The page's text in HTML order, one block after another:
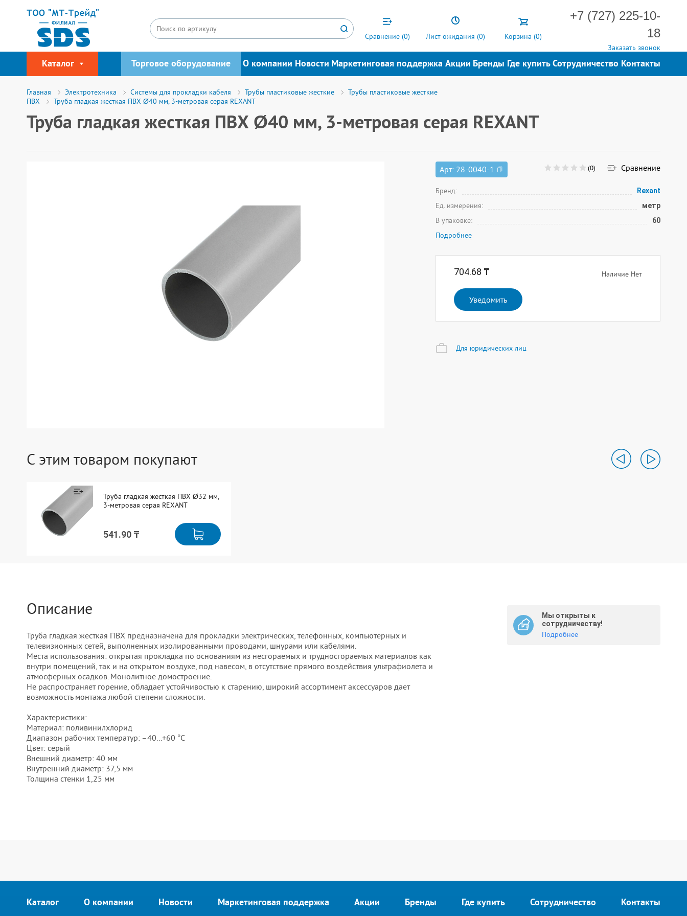
Сравнение (0) Лист ожидания (0) Корзина (0)
+7 (727) 225-10-
18
Заказать звонок
Каталог Торговое оборудование О компании Новости Маркетинговая поддержка Акции Бренды Где купитьСотрудничество Контакты
Главная Электротехника Системы для прокладки кабеля Трубы пластиковые жесткие
Трубы пластиковые жесткие
ПВХ
Труба гладкая жесткая ПВХ Ø40 мм, 3-метровая серая REXANT
Труба гладкая жесткая ПВХ Ø40 мм, 3-метровая серая REXANT
Арт: 28-0040-1 (0) Сравнение
Бренд: Rexant
Ед. измерения: метр
В упаковке: 60
Подробнее
704.68 ₸ Наличие Нет
Уведомить
Для юридических лиц
С этим товаром покупают
Труба гладкая жесткая ПВХ Ø32 мм,
3-метровая серая REXANT
541.90 ₸
Описание
Труба гладкая жесткая ПВХ предназначена для прокладки электрических, телефонных, компьютерных и
телевизионных сетей, выполненных изолированными проводами, шнурами или кабелями.
Места использования: открытая прокладка по основаниям из несгораемых и трудносгораемых материалов как
внутри помещений, так и на открытом воздухе, под навесом, в отсутствие прямого воздействия ультрафиолета и
атмосферных осадков. Монолитное домостроение.
Не распространяет горение, обладает устойчивостью к старению, широкий ассортимент аксессуаров дает
возможность монтажа любой степени сложности.
Характеристики:
Материал: поливинилхлорид
Диапазон рабочих температур: –40...+60 °C
Цвет: серый
Внешний диаметр: 40 мм
Внутренний диаметр: 37,5 мм
Толщина стенки 1,25 мм
Мы открыты к
сотрудничеству!
Подробнее
Каталог О компании Новости Маркетинговая поддержка Акции Бренды Где купить Сотрудничество Контакты